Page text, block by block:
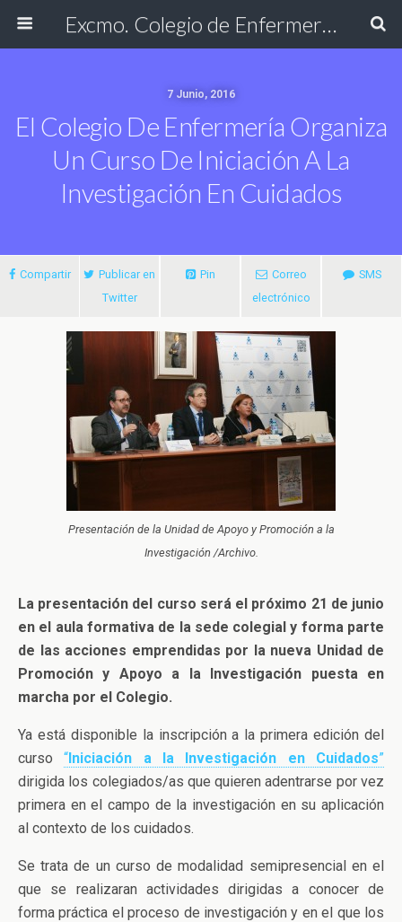
Excmo. Colegio de Enfermería de Cádiz
7 Junio, 2016
El Colegio De Enfermería Organiza
Un Curso De Iniciación A La
Investigación En Cuidados
Compartir
Publicar en
Twitter
Pin
Correo
electrónico
SMS
Presentación de la Unidad de Apoyo y Promoción a la
Investigación /Archivo.
La presentación del curso será el próximo 21 de junio
en el aula formativa de la sede colegial y forma parte
de las acciones emprendidas por la nueva Unidad de
Promoción y Apoyo a la Investigación puesta en
marcha por el Colegio.
Ya está disponible la inscripción a la primera edición del
curso“Iniciación a la Investigación en Cuidados”
dirigida los colegiados/as que quieren adentrarse por vez
primera en el campo de la investigación en su aplicación
al contexto de los cuidados.
Se trata de un curso de modalidad semipresencial en el
que se realizaran actividades dirigidas a conocer de
forma práctica el proceso de investigación y en el que los